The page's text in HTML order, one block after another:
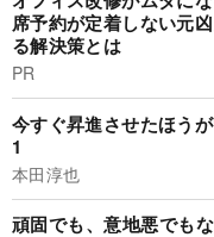
席予約が定着しない元
る解決策とは
PR
今すぐ昇進させたほう
1
本田淳也
頑固でも、意地悪でも